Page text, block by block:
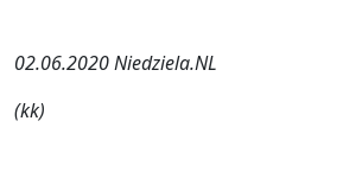
02.06.2020 Niedziela.NL
(kk)